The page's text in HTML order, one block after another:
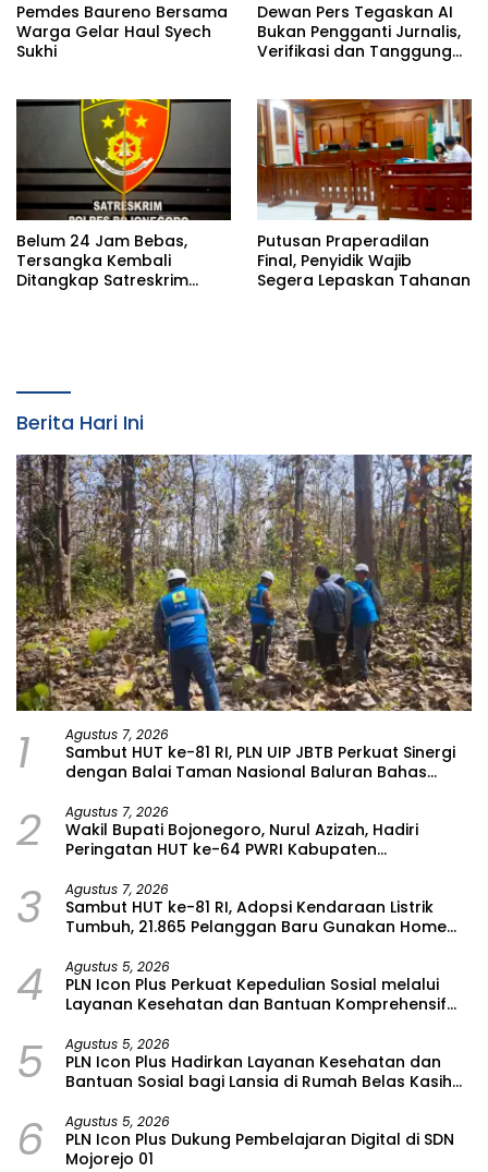
Pemdes Baureno Bersama
Warga Gelar Haul Syech
Sukhi
Dewan Pers Tegaskan AI
Bukan Pengganti Jurnalis,
Verifikasi dan Tanggung
Belum 24 Jam Bebas,
Tersangka Kembali
Ditangkap Satreskrim
Putusan Praperadilan
Final, Penyidik Wajib
Segera Lepaskan Tahanan
Berita Hari Ini
1 Agustus 7, 2026
Sambut HUT ke-81 RI, PLN UIP JBTB Perkuat Sinergi
dengan Balai Taman Nasional Baluran Bahas
Watudodol/Kalipuro
2 Agustus 7, 2026
Wakil Bupati Bojonegoro, Nurul Azizah, Hadiri
Peringatan HUT ke-64 PWRI Kabupaten
3 Agustus 7, 2026
Sambut HUT ke-81 RI, Adopsi Kendaraan Listrik
Tumbuh, 21.865 Pelanggan Baru Gunakan Home
4 Agustus 5, 2026
PLN Icon Plus Perkuat Kepedulian Sosial melalui
Layanan Kesehatan dan Bantuan Komprehensif
5 Agustus 5, 2026
PLN Icon Plus Hadirkan Layanan Kesehatan dan
Bantuan Sosial bagi Lansia di Rumah Belas Kasih
6 Agustus 5, 2026
PLN Icon Plus Dukung Pembelajaran Digital di SDN
Mojorejo 01